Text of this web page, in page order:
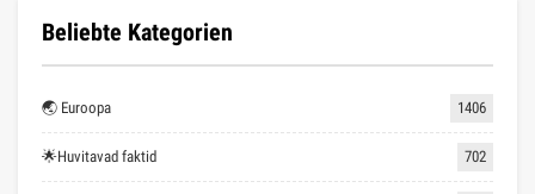
Beliebte Kategorien
🌏 Euroopa 1406
🌟Huvitavad faktid 702